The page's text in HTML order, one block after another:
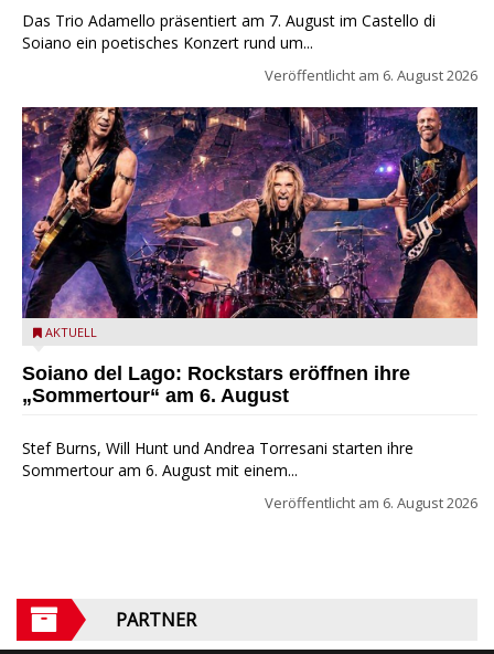
Das Trio Adamello präsentiert am 7. August im Castello di
Soiano ein poetisches Konzert rund um...
Veröffentlicht am 6. August 2026
Stef Burns, Will Hunt und Andrea Torresani im Summer Rock
AKTUELL
Soiano del Lago: Rockstars eröffnen ihre
„Sommertour“ am 6. August
Stef Burns, Will Hunt und Andrea Torresani starten ihre
Sommertour am 6. August mit einem...
Veröffentlicht am 6. August 2026
PARTNER